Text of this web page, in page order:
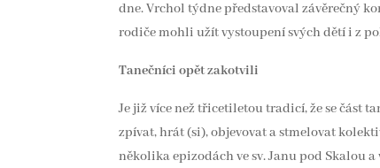
dne. Vrchol týdne představoval závěrečný
rodiče mohli užít vystoupení svých dětí i z
Tanečníci opět zakotvili
Je již více než třicetiletou tradicí, že se část
zpívat, hrát (si), objevovat a stmelovat
několika epizodách ve sv. Janu pod Skalou